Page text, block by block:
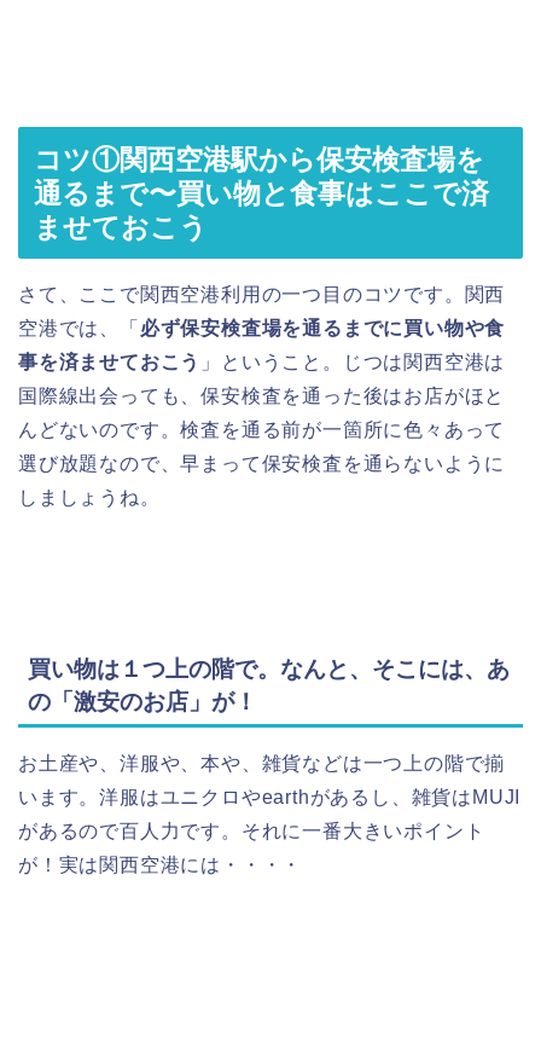
コツ①関西空港駅から保安検査場を
通るまで〜買い物と食事はここで済
ませておこう
さて、ここで関西空港利用の一つ目のコツです。関西
空港では、「 必ず保安検査場を通るまでに買い物や食
事を済ませておこう 」ということ。じつは関西空港は
国際線出会っても、保安検査を通った後はお店がほと
んどないのです。検査を通る前が一箇所に色々あって
選び放題なので、早まって保安検査を通らないように
しましょうね。
買い物は１つ上の階で。なんと、そこには、あ
の「激安のお店」が！
お土産や、洋服や、本や、雑貨などは一つ上の階で揃
います。洋服はユニクロやearthがあるし、雑貨はMUJI
があるので百人力です。それに一番大きいポイント
が！実は関西空港には・・・・